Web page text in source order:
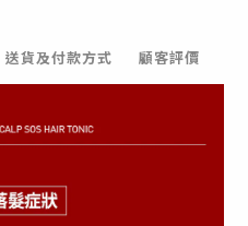
送貨及付款方式 顧客評價